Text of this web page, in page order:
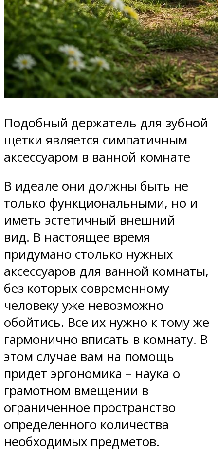
Подобный держатель для зубной
щетки является симпатичным
аксессуаром в ванной комнате
В идеале они должны быть не
только функциональными, но и
иметь эстетичный внешний
вид. В настоящее время
придумано столько нужных
аксессуаров для ванной комнаты,
без которых современному
человеку уже невозможно
обойтись. Все их нужно к тому же
гармонично вписать в комнату. В
этом случае вам на помощь
придет эргономика – наука о
грамотном вмещении в
ограниченное пространство
определенного количества
необходимых предметов.